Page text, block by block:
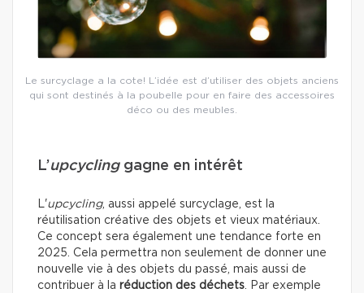
Le surcyclage a la cote! L’idée est d’utiliser des objets anciens
qui sont destinés à la poubelle pour en faire des accessoires
déco ou des meubles.
L’upcycling gagne en intérêt
L'upcycling, aussi appelé surcyclage, est la
réutilisation créative des objets et vieux matériaux.
Ce concept sera également une tendance forte en
2025. Cela permettra non seulement de donner une
nouvelle vie à des objets du passé, mais aussi de
contribuer à la réduction des déchets. Par exemple